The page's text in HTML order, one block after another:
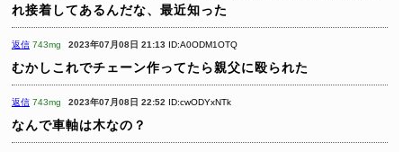
れ接着してあるんだな、最近知った
返信 743mg 2023年07月08日 21:13 ID:A0ODM1OTQ
むかしこれでチェーン作ってたら親父に殴られた
返信 743mg 2023年07月08日 22:52 ID:cwODYxNTk
なんで車軸は木なの？